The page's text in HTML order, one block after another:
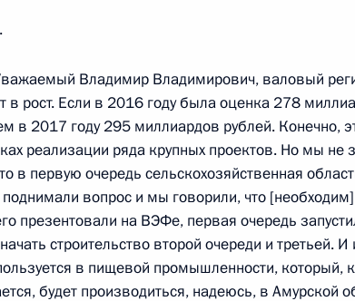
Байкальского государственного природного
года, 07:40 Республика Бурятия, посёлок Танхой
года, четверг
с губернатором Амурской области
года, 15:30 Амурская область
Владимир Владимирович, валовый
в рост. Если в 2016 году была оценка 278
в 2017 году 295 миллиардов рублей. Конечно,
реализации ряда крупных проектов. Но мы не
в первую очередь сельскохозяйственная
поднимали вопрос и мы говорили, что
презентовали на ВЭФе, первая очередь
строительство второй очереди и третьей.
в пищевой промышленности, который,
будет производиться, надеюсь, в Амурской